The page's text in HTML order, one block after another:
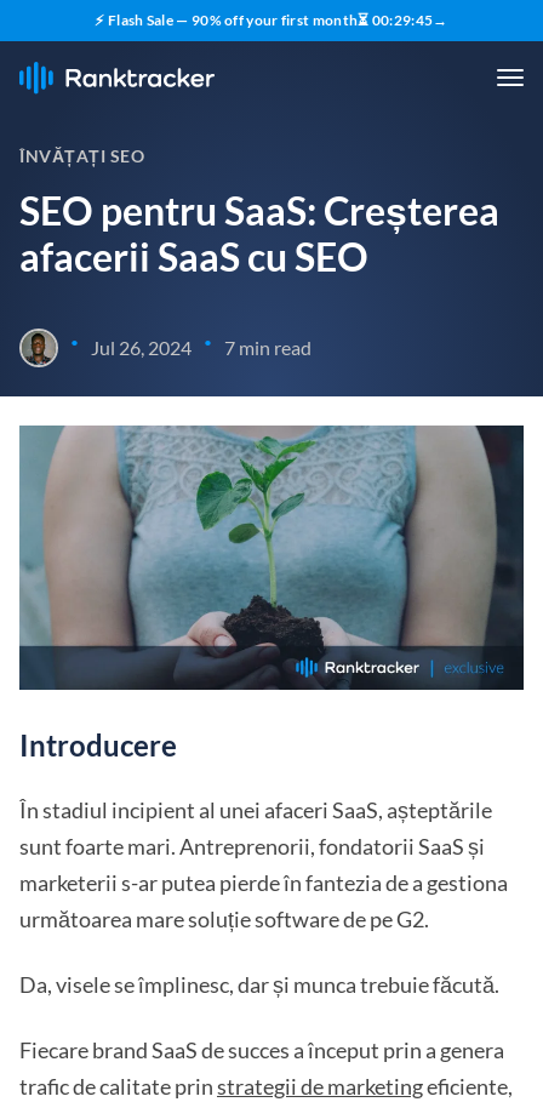
⚡ Flash Sale — 90% off your first month⏳ 00:29:43→
ÎNVĂȚAȚI SEO
SEO pentru SaaS: Creșterea
afacerii SaaS cu SEO
• Jul 26, 2024 • 7 min read
Introducere
În stadiul incipient al unei afaceri SaaS, așteptările
sunt foarte mari. Antreprenorii, fondatorii SaaS și
marketerii s-ar putea pierde în fantezia de a gestiona
următoarea mare soluție software de pe G2.
Da, visele se împlinesc, dar și munca trebuie făcută.
Fiecare brand SaaS de succes a început prin a genera
trafic de calitate prinstrategii de marketingeficiente,